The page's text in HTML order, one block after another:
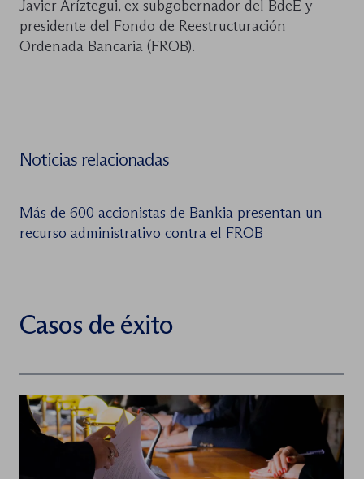
Javier Aríztegui, ex subgobernador del BdeE y
presidente del Fondo de Reestructuración
Ordenada Bancaria (FROB).
Noticias relacionadas
Más de 600 accionistas de Bankia presentan un
recurso administrativo contra el FROB
Casos de éxito